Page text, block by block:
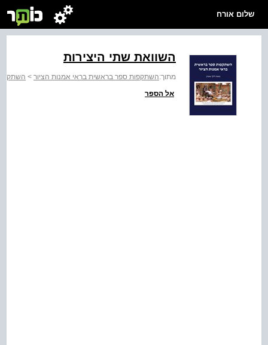
שלום אורח
השוואת שתי היצירות
מתוך:השתקפות ספר בראשית בראי אמנות הציור >
אל הספר